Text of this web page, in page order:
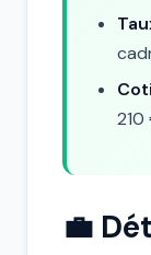
210
💼